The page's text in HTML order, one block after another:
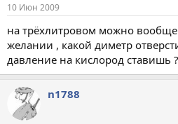
10 Июн 2009
на трёхлитровом можно
желании , какой диметр
давление на кислород ставишь ?
n1788